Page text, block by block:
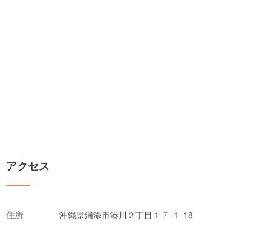
アクセス
住所 沖縄県浦添市港川２丁目１７-１ 18